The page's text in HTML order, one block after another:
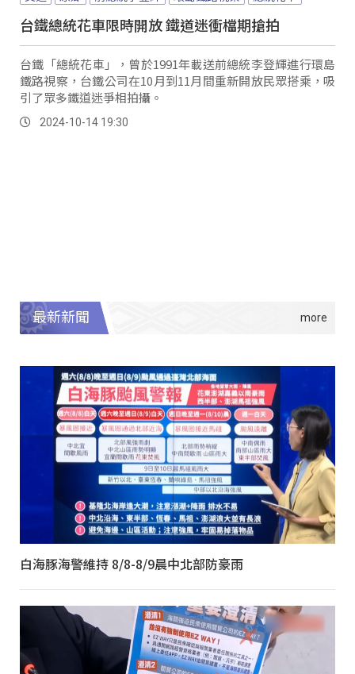
台鐵總統花車限時開放 鐵道迷衝檔期搶拍
台鐵「總統花車」，曾於1991年載送前總統李登輝進行環島
鐵路視察，台鐵公司在10月到11月間重新開放民眾搭乘，吸
引了眾多鐵道迷爭相拍攝。
2024-10-14 19:30
最新新聞
白海豚海警維持 8/8-8/9晨中北部防豪雨